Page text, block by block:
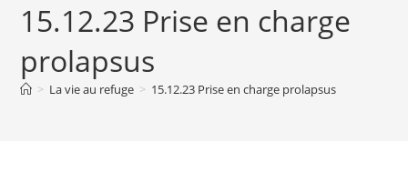
15.12.23 Prise en charge
prolapsus
> La vie au refuge > 15.12.23 Prise en charge prolapsus